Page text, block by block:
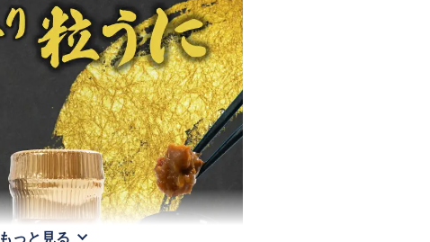
もっと見る